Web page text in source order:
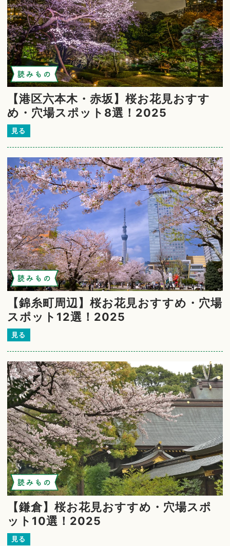
読みもの
【港区六本木・赤坂】桜お花見おすす
め・穴場スポット8選！2025
見る
読みもの
【錦糸町周辺】桜お花見おすすめ・穴場
スポット12選！2025
見る
読みもの
【鎌倉】桜お花見おすすめ・穴場スポ
ット10選！2025
見る